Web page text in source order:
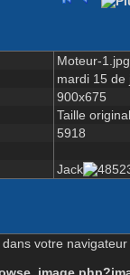
Moteur-1.jpg
mardi 15 de
900x675
Taille
5918
Jack
votre